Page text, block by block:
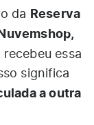
da Reserva
recebeu essa
significa
a outra